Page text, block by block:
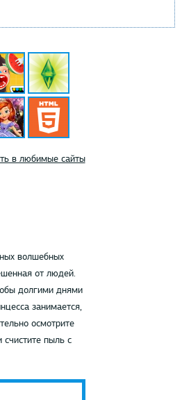
в любимые сайты
волшебных
от людей.
долгими днями
занимается,
осмотрите
пыль с